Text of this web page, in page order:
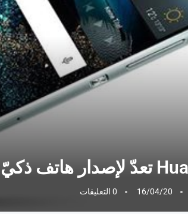
16/04/20 0 التعليقات